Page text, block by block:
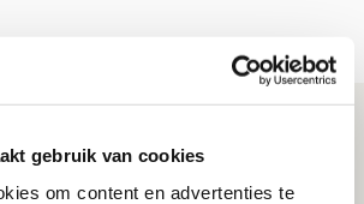
gebruik van cookies
om content en advertenties te
Sport!